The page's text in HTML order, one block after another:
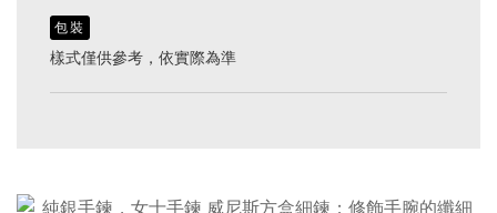
包裝
樣式僅供參考，依實際為準